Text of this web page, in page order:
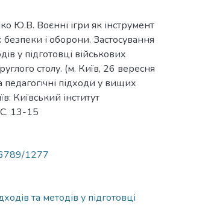
Ю.В. Воєнні ігри як інструмент
і оборони. Застосування
у підготовці військових
столу. (м. Київ, 26 вересня
педагогічні підходи у вищих
Київський інститут
С. 13-15
1277
та методів у підготовці